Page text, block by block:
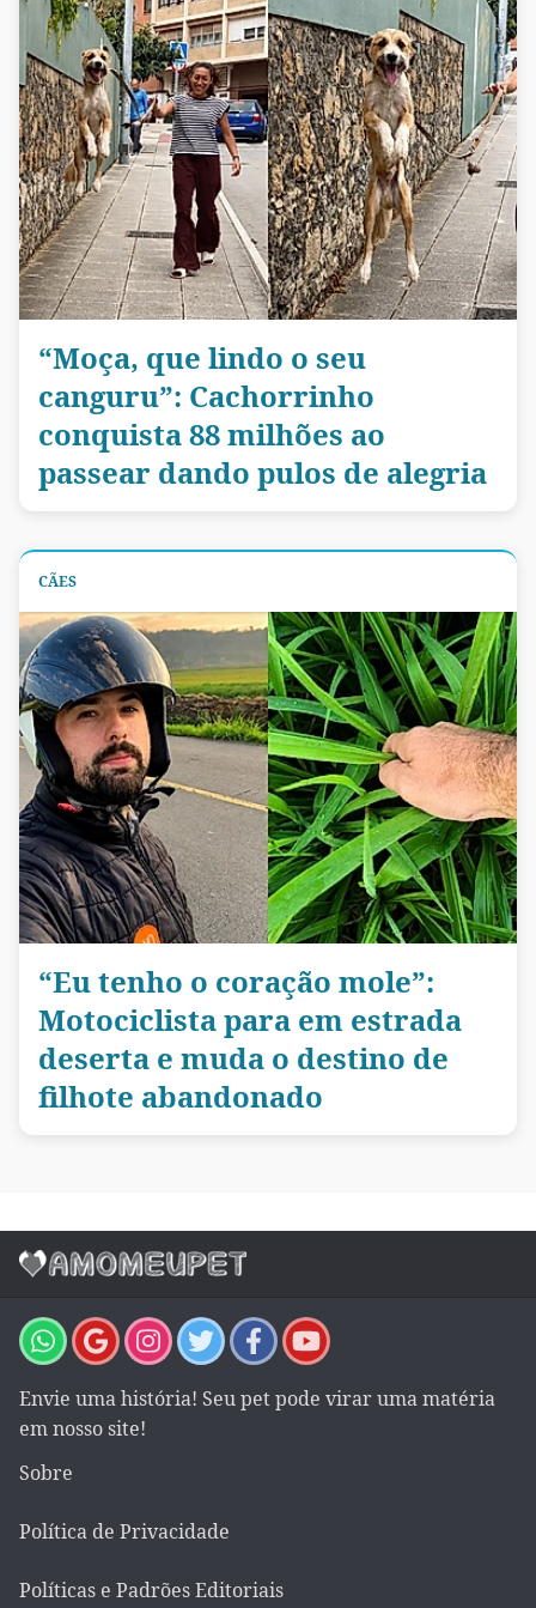
“Moça, que lindo o seu
canguru”: Cachorrinho
conquista 88 milhões ao
passear dando pulos de alegria
CÃES
“Eu tenho o coração mole”:
Motociclista para em estrada
deserta e muda o destino de
filhote abandonado
Envie uma história! Seu pet pode virar uma matéria
em nosso site!
Sobre
Política de Privacidade
Políticas e Padrões Editoriais